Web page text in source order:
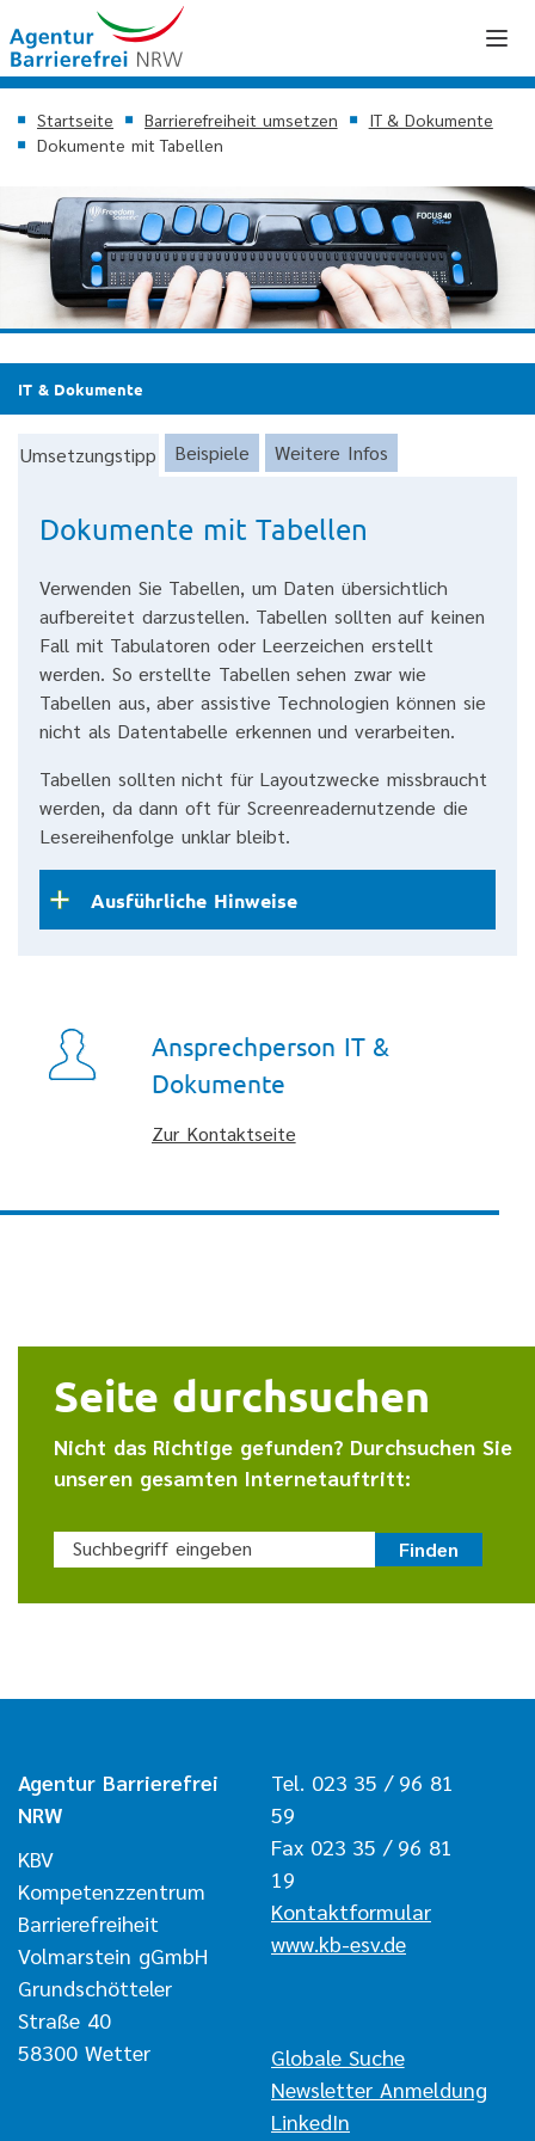
Startseite Barrierefreiheit umsetzen
IT & Dokumente
Dokumente mit Tabellen
IT & Dokumente
Umsetzungstipp Beispiele Weitere Infos
Dokumente mit Tabellen
Verwenden Sie Tabellen, um Daten übersichtlich
aufbereitet darzustellen. Tabellen sollten auf keinen
Fall mit Tabulatoren oder Leerzeichen erstellt
werden. So erstellte Tabellen sehen zwar wie
Tabellen aus, aber assistive Technologien können sie
nicht als Datentabelle erkennen und verarbeiten.
Tabellen sollten nicht für Layoutzwecke missbraucht
werden, da dann oft für Screenreadernutzende die
Lesereihenfolge unklar bleibt.
Ausführliche Hinweise
Ansprechperson IT &
Dokumente
Zur Kontaktseite
Seite durchsuchen
Nicht das Richtige gefunden? Durchsuchen Sie
unseren gesamten Internetauftritt:
Suchbegriff eingeben Finden
Agentur Barrierefrei
NRW
KBV
Kompetenzzentrum
Barrierefreiheit
Volmarstein gGmbH
Grundschötteler
Straße 40
58300 Wetter
Tel. 023 35 / 96 81
59
Fax 023 35 / 96 81
19
Kontaktformular
www.kb-esv.de
Navigation überspringen
Globale Suche
Newsletter Anmeldung
LinkedIn